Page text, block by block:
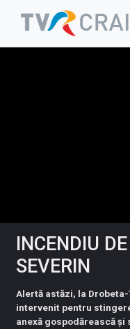
INCENDIU
SEVERIN
Alertă astăzi, la
intervenit pentru
anexă gospodărească și